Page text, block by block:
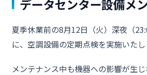
データセンター設備メ
夏季休業前の8月12日（火）深夜（
に、空調設備の定期点検を実施いたし
メンテナンス中も機器への影響が生